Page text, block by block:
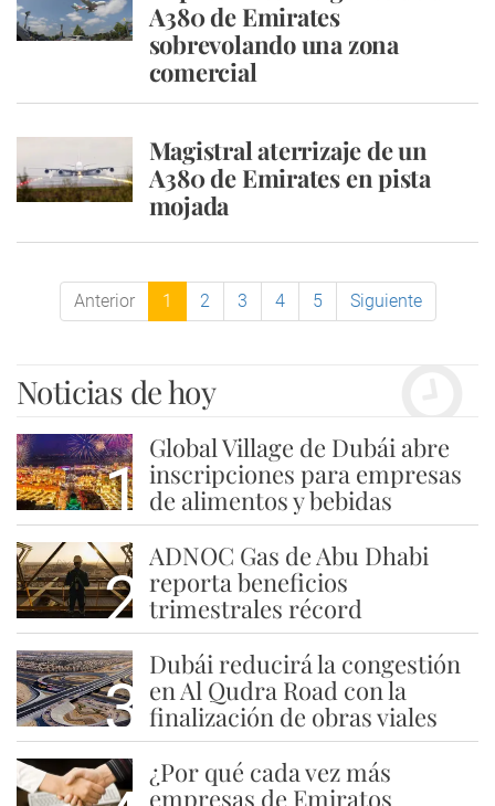
A380 de Emirates
sobrevolando una zona
comercial
Magistral aterrizaje de un
A380 de Emirates en pista
mojada
Anterior 1 2 3 4 5 Siguiente
Noticias de hoy
1
Global Village de Dubái abre
inscripciones para empresas
de alimentos y bebidas
2
ADNOC Gas de Abu Dhabi
reporta beneficios
trimestrales récord
3
Dubái reducirá la congestión
en Al Qudra Road con la
finalización de obras viales
¿Por qué cada vez más
empresas de Emiratos